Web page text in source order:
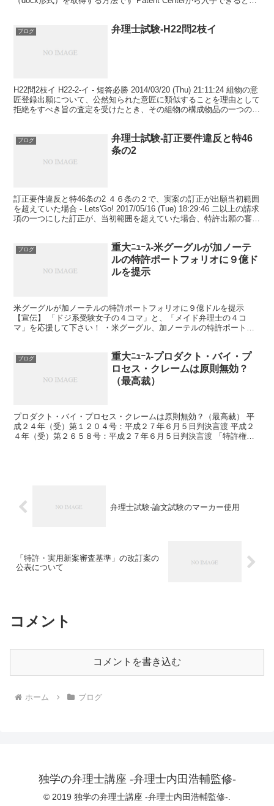
ブログ 弁理士試験-H22問2枝イ
H22問2枝イ H22-2-イ - 短答必勝 2014/03/20 (Thu) 21:11:24 組物の意
匠登録出願について、公然知られた意匠に類似することを理由として
拒絶をすべき旨の査定を受けたとき、その組物の構成物品の一つの意
ブログ
弁理士試験-訂正要件違反と特46
条の2
訂正要件違反と特46条の2 ４６条の２で、実案の訂正が出願当初範囲
を超えていた場合 - Lets'Go! 2017/05/16 (Tue) 18:29:46 二以上の請求
項の一つにした訂正が、当初範囲を超えていた場合、特許出願の審査
ブログ
重大ﾆｭｰｽ-米グーグルが加ノーテ
ルの特許ポートフォリオに９億ド
ルを提示
米グーグルが加ノーテルの特許ポートフォリオに９億ドルを提示
【宣伝】 「ドジ系受験女子の４コマ」と、「メイド弁理士の４コ
マ」を応援して下さい！ ・米グーグル、加ノーテルの特許ポートフ
ブログ
重大ﾆｭｰｽ-プロダクト・バイ・プ
ロセス・クレームは原則無効？
（最高裁）
プロダクト・バイ・プロセス・クレームは原則無効？（最高裁） 平
成２４年（受）第１２０４号：平成２７年６月５日判決言渡 平成２
４年（受）第２６５８号：平成２７年６月５日判決言渡 「特許権侵
弁理士試験-論文試験のマーカー使用
「特許・実用新案審査基準」の改訂案の
公表について
コメント
コメントを書き込む
ホーム ブログ
独学の弁理士講座 -弁理士内田浩輔監修-
© 2019 独学の弁理士講座 -弁理士内田浩輔監修-.